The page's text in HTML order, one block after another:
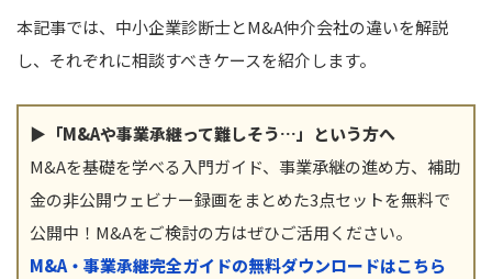
本記事では、中小企業診断士とM&A仲介会社の違いを解説
し、それぞれに相談すべきケースを紹介します。
▶「M&Aや事業承継って難しそう…」という方へ
M&Aを基礎を学べる入門ガイド、事業承継の進め方、補助
金の非公開ウェビナー録画をまとめた3点セットを無料で
公開中！M&Aをご検討の方はぜひご活用ください。
M&A・事業承継完全ガイドの無料ダウンロードはこちら